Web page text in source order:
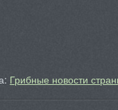
Грибные новости